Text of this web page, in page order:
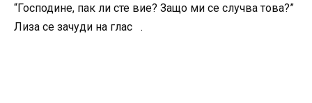
“Господине, пак ли сте вие? Защо ми се случва това?”
Лиза се зачуди на глас .